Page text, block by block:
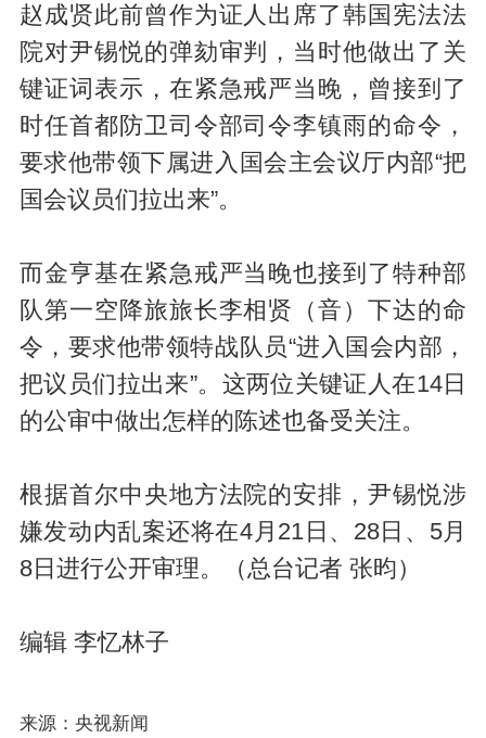
赵成贤此前曾作为证人出席了韩国宪法法
院对尹锡悦的弹劾审判，当时他做出了关
键证词表示，在紧急戒严当晚，曾接到了
时任首都防卫司令部司令李镇雨的命令，
要求他带领下属进入国会主会议厅内部“把
国会议员们拉出来”。
而金亨基在紧急戒严当晚也接到了特种部
队第一空降旅旅长李相贤（音）下达的命
令，要求他带领特战队员“进入国会内部，
把议员们拉出来”。这两位关键证人在14日
的公审中做出怎样的陈述也备受关注。
根据首尔中央地方法院的安排，尹锡悦涉
嫌发动内乱案还将在4月21日、28日、5月
8日进行公开审理。（总台记者 张昀）
编辑 李忆林子
来源：央视新闻